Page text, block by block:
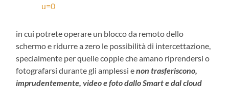
u=0
in cui potrete operare un blocco da remoto dello
schermo e ridurre a zero le possibilità di intercettazione,
specialmente per quelle coppie che amano riprendersi o
fotografarsi durante gli amplessi enon trasferiscono,
imprudentemente, video e foto dallo Smart e dal cloud